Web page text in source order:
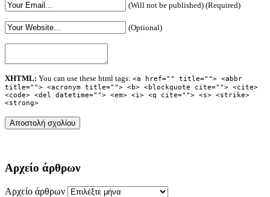
(Will not be published) (Required)
(Optional)
XHTML: You can use these html tags: <a href="" title=""> <abbr
title=""> <acronym title=""> <b> <blockquote cite=""> <cite>
<code> <del datetime=""> <em> <i> <q cite=""> <s> <strike>
<strong>
Αρχείο άρθρων
Αρχείο άρθρων